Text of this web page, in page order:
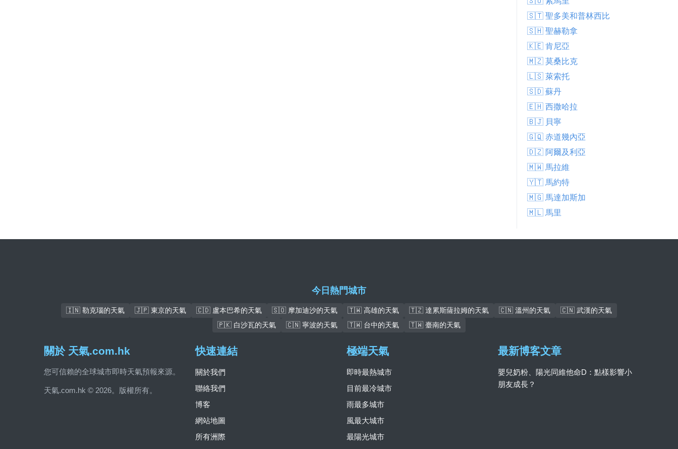
🇸🇹 聖多美和普林西比
🇸🇭 聖赫勒拿
🇰🇪 肯尼亞
🇲🇿 莫桑比克
🇱🇸 萊索托
🇸🇩 蘇丹
🇪🇭 西撒哈拉
🇧🇯 貝寧
🇬🇶 赤道幾內亞
🇩🇿 阿爾及利亞
🇲🇼 馬拉維
🇾🇹 馬約特
🇲🇬 馬達加斯加
🇲🇱 馬里
今日熱門城市
🇮🇳 勒克瑙的天氣 🇯🇵 東京的天氣 🇨🇩 盧本巴希的天氣 🇸🇴 摩加迪沙的天氣 🇹🇼 高雄的天氣 🇹🇿 達累斯薩拉姆的天氣 🇨🇳 溫州的天氣
🇨🇳 武漢的天氣
🇵🇰 白沙瓦的天氣
🇨🇳 寧波的天氣 🇹🇼 台中的天氣 🇹🇼 臺南的天氣
關於 天氣.com.hk
您可信賴的全球城市即時天氣預報來源。
天氣.com.hk © 2026。版權所有。
快速連結
關於我們
聯絡我們
博客
網站地圖
所有洲際
極端天氣
即時最熱城市
目前最冷城市
雨最多城市
風最大城市
最陽光城市
最新博客文章
嬰兒奶粉、陽光同維他命D：點樣影響小
朋友成長？